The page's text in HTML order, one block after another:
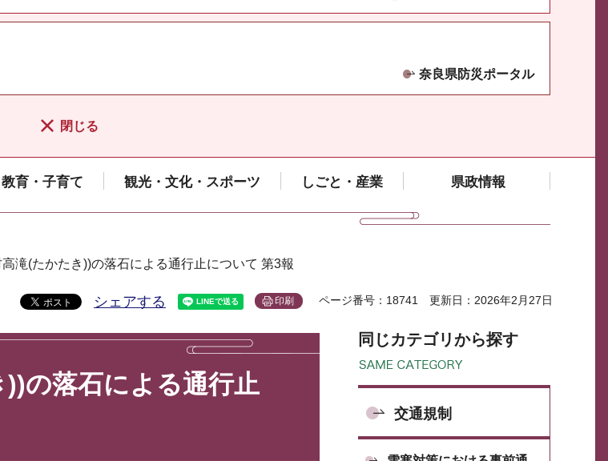
奈良県防災ポータル
閉じる
教育・子育て 観光・文化・スポーツ しごと・産業 県政情報
滝(たかたき))の落石による通行止について 第3報
シェアする 印刷 ページ番号：18741 更新日：2026年2月27日
の落石による通行止
同じカテゴリから探す
交通規制